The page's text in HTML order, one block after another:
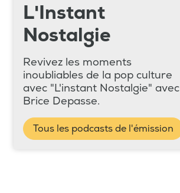
L'Instant
Nostalgie
Revivez les moments
inoubliables de la pop culture
avec "L'instant Nostalgie" avec
Brice Depasse.
Tous les podcasts de l'émission